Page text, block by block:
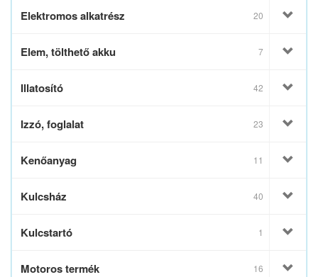
Elektromos alkatrész 20
Elem, tölthető akku 7
Illatosító 42
Izzó, foglalat 23
Kenőanyag 11
Kulcsház 40
Kulcstartó 1
Motoros termék 16